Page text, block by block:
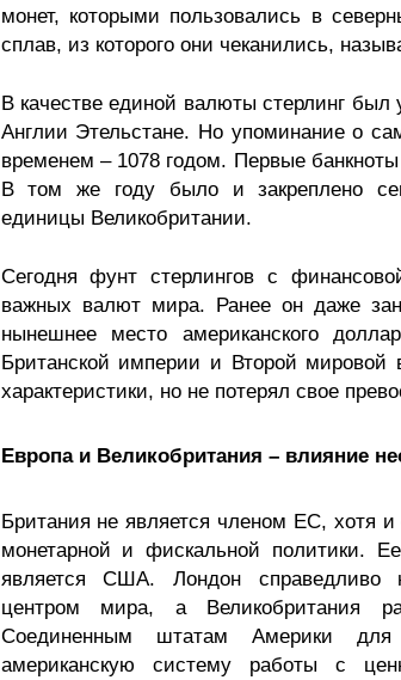
монет, которыми пользовались в
сплав, из которого они чеканились,
В качестве единой валюты стерлинг был
Англии Этельстане. Но упоминание о
временем – 1078 годом. Первые
В том же году было и закреплено
единицы Великобритании.
Сегодня фунт стерлингов с
важных валют мира. Ранее он даже
нынешнее место американского
Британской империи и Второй
характеристики, но не потерял свое
Европа и Великобритания – влияние
Британия не является членом ЕС, хотя
монетарной и фискальной политики.
является США. Лондон справедливо
центром мира, а Великобритания
Соединенным штатам Америки
американскую систему работы с